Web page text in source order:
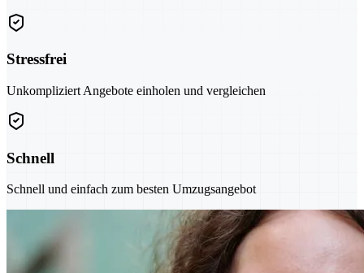
Stressfrei
Unkompliziert Angebote einholen und vergleichen
Schnell
Schnell und einfach zum besten Umzugsangebot